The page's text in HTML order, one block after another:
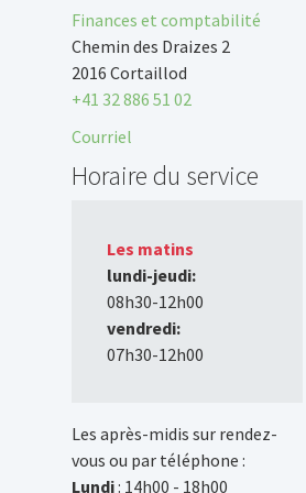
Finances et comptabilité
Chemin des Draizes 2
2016 Cortaillod
+41 32 886 51 02
Courriel
Horaire du service
Les matins
lundi-jeudi:
08h30-12h00
vendredi:
07h30-12h00
Les après-midis sur rendez-
vous ou par téléphone :
Lundi: 14h00 - 18h00